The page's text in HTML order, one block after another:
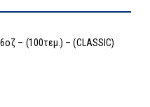
– (100τεμ.) – (CLASSIC)